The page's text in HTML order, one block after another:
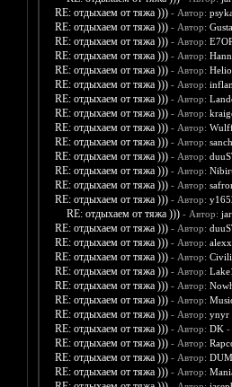
RE: отдыхаем от тяжа ))) - Автор:
RE: отдыхаем от тяжа ))) - Автор:
RE: отдыхаем от тяжа ))) - Автор:
RE: отдыхаем от тяжа ))) - Автор:
RE: отдыхаем от тяжа ))) - Автор:
RE: отдыхаем от тяжа ))) - Автор:
RE: отдыхаем от тяжа ))) - Автор:
RE: отдыхаем от тяжа ))) - Автор:
RE: отдыхаем от тяжа ))) - Автор:
RE: отдыхаем от тяжа ))) - Автор:
RE: отдыхаем от тяжа ))) - Автор:
RE: отдыхаем от тяжа ))) - Автор:
RE: отдыхаем от тяжа ))) - Автор:
RE: отдыхаем от тяжа ))) - Автор:
RE: отдыхаем от тяжа ))) - Автор:
RE: отдыхаем от тяжа ))) - Автор:
RE: отдыхаем от тяжа ))) - Автор:
RE: отдыхаем от тяжа ))) - Автор:
RE: отдыхаем от тяжа ))) - Автор:
RE: отдыхаем от тяжа ))) - Автор:
RE: отдыхаем от тяжа ))) - Автор:
RE: отдыхаем от тяжа ))) - Автор: ynyr
RE: отдыхаем от тяжа ))) - Автор: DK-
RE: отдыхаем от тяжа ))) - Автор:
RE: отдыхаем от тяжа ))) - Автор:
RE: отдыхаем от тяжа ))) - Автор: